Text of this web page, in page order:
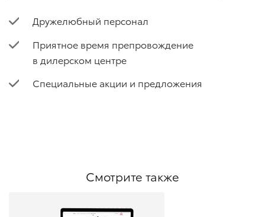
Дружелюбный персонал
Приятное время препровождение
в дилерском центре
Специальные акции и предложения
Смотрите также